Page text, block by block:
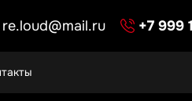
re.loud@mail.ru +7 999